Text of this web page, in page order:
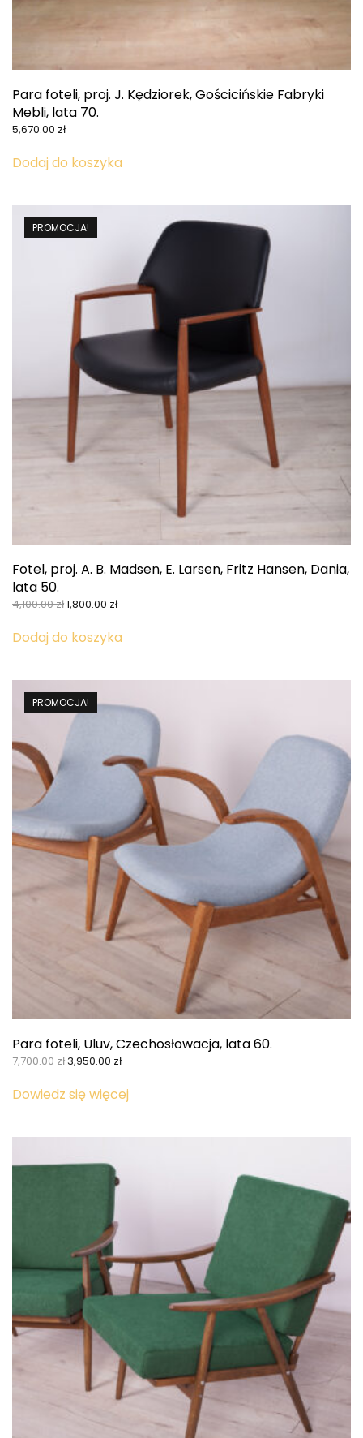
Para foteli, proj. J. Kędziorek, Gościcińskie Fabryki
Mebli, lata 70.
5,670.00 zł
Dodaj do koszyka
PROMOCJA!
Fotel, proj. A. B. Madsen, E. Larsen, Fritz Hansen, Dania,
lata 50.
4,100.00złPierwotna
wynosiła:
4,100.00 zł.
1,800.00 złAktualna
wynosi:
Dodaj do koszyka
PROMOCJA!
Para foteli, Uluv, Czechosłowacja, lata 60.
7,700.00złPierwotna
wynosiła:
7,700.00 zł.
3,950.00 złAktualna
wynosi:
3,950.00 zł.
Dowiedz się więcej